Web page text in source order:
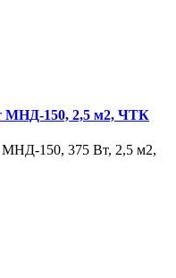
МНД-150, 2,5 м2, ЧТК
МНД-150, 375 Вт, 2,5 м2,